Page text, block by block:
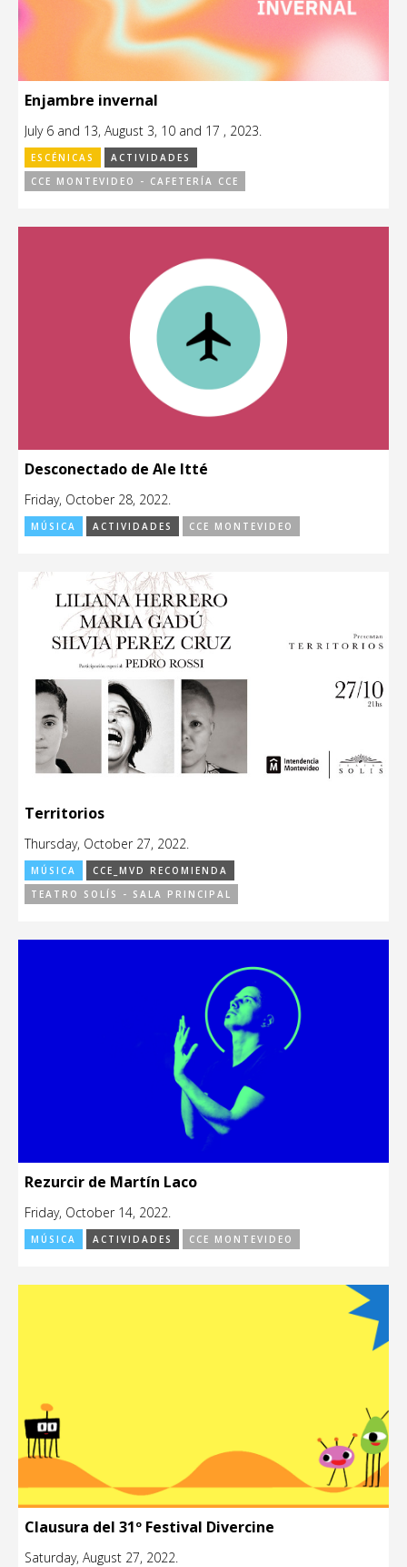
Enjambre invernal
July 6 and 13, August 3, 10 and 17 , 2023.
ESCÉNICAS
ACTIVIDADES
CCE MONTEVIDEO - CAFETERÍA CCE
Desconectado de Ale Itté
Friday, October 28, 2022.
MÚSICA ACTIVIDADES CCE MONTEVIDEO
Territorios
Thursday, October 27, 2022.
MÚSICA
CCE_MVD RECOMIENDA
TEATRO SOLÍS - SALA PRINCIPAL
Rezurcir de Martín Laco
Friday, October 14, 2022.
MÚSICA ACTIVIDADES CCE MONTEVIDEO
Clausura del 31º Festival Divercine
Saturday, August 27, 2022.